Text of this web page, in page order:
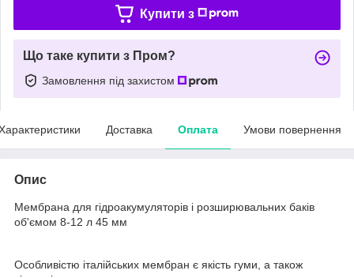
Купити з
Що таке купити з Пром?
Замовлення під захистом
Доставка Оплата Умови повернення
Опис
Мембрана для гідроакумуляторів і розширювальних баків
об'ємом 8-12 л 45 мм
Особливістю італійських мембран є якість гуми, а також